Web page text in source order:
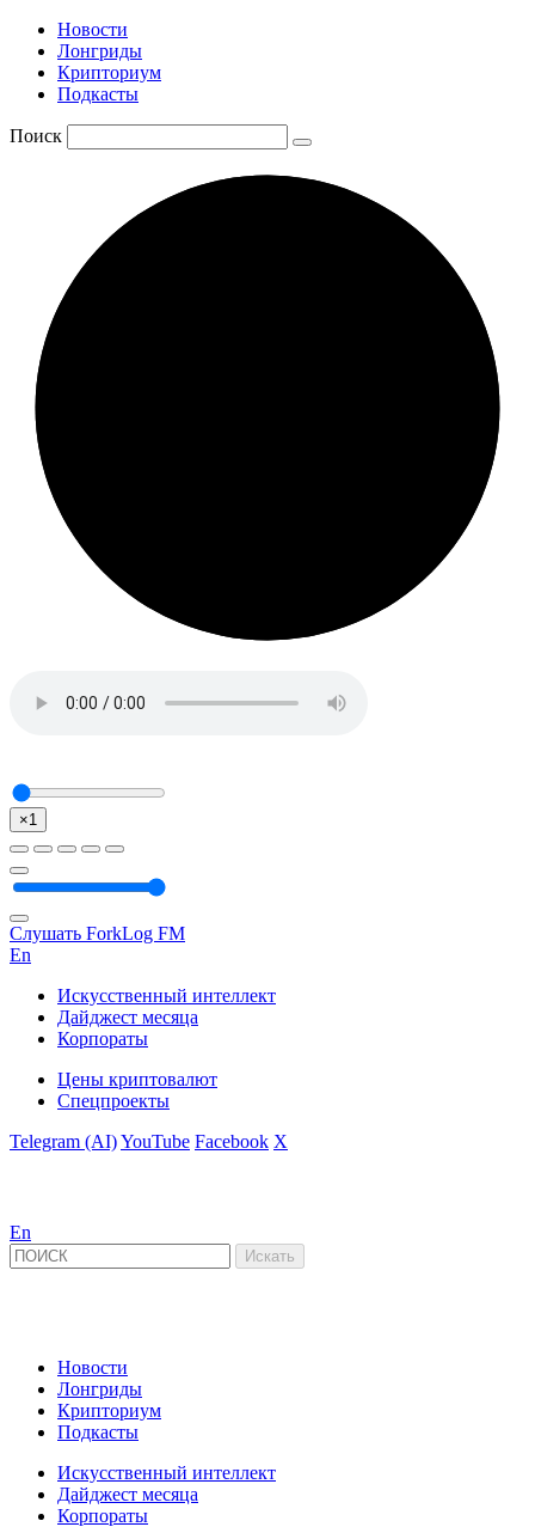
Новости
Лонгриды
Крипториум
Подкасты
Поиск
×1
Слушать ForkLog FM
En
Искусственный интеллект
Дайджест месяца
Корпораты
Цены криптовалют
Спецпроекты
Telegram (AI)YouTube Facebook X
En
Новости
Лонгриды
Крипториум
Подкасты
Искусственный интеллект
Дайджест месяца
Корпораты